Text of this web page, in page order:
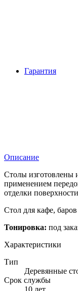
Гарантия
Описание
Столы изготовлены
применением
отделки
Стол для кафе,
Тонировка: под
Характеристики
Тип
Деревянные
Срок службы
10 лет